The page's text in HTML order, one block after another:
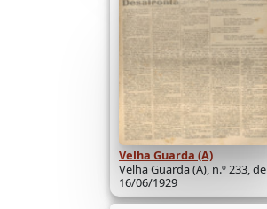
Velha Guarda (A)
Velha Guarda (A), n.º 233, de
16/06/1929